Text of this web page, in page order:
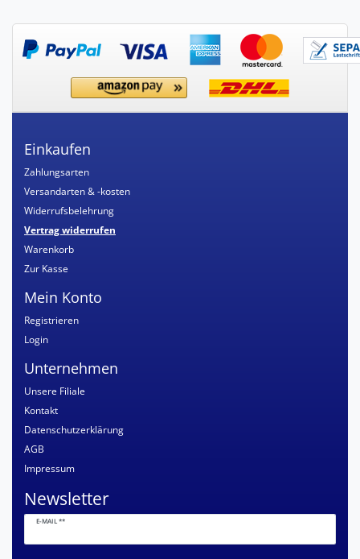
Einkaufen
Zahlungsarten
Versandarten & -kosten
Widerrufsbelehrung
Vertrag widerrufen
Warenkorb
Zur Kasse
Mein Konto
Registrieren
Login
Unternehmen
Unsere Filiale
Kontakt
Datenschutzerklärung
AGB
Impressum
Newsletter
E-MAIL **
Newsletter
Honig